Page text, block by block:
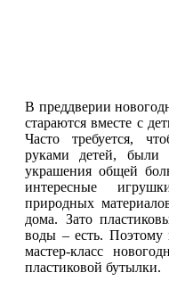
В преддверии
стараются вместе с
Часто требуется,
руками детей, были
украшения общей
интересные
природных
дома. Зато
воды – есть. Поэтому
мастер-класс
пластиковой бутылки.